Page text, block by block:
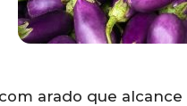
arado que